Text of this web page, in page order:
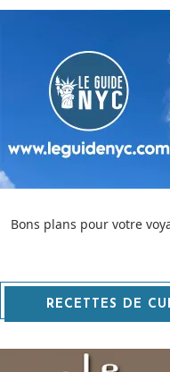
Bons plans pour votre
RECETTES DE